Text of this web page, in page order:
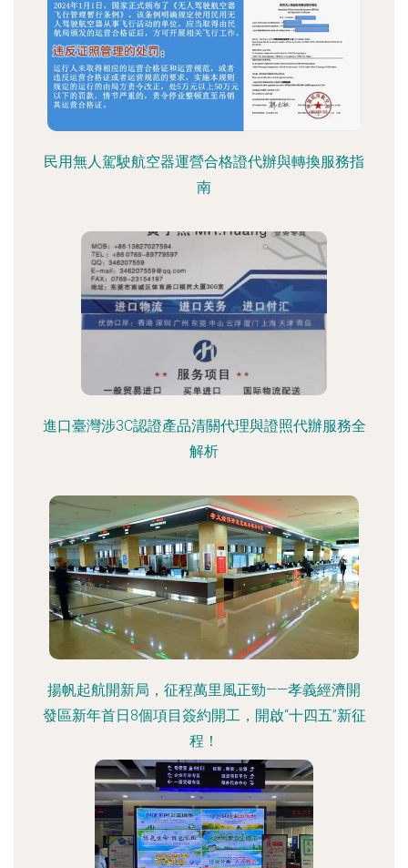
民用無人駕駛航空器運營合格證代辦與轉換服務指
南
進口臺灣涉3C認證產品清關代理與證照代辦服務全
解析
揚帆起航開新局，征程萬里風正勁——孝義經濟開
發區新年首日8個項目簽約開工，開啟“十四五”新征
程！